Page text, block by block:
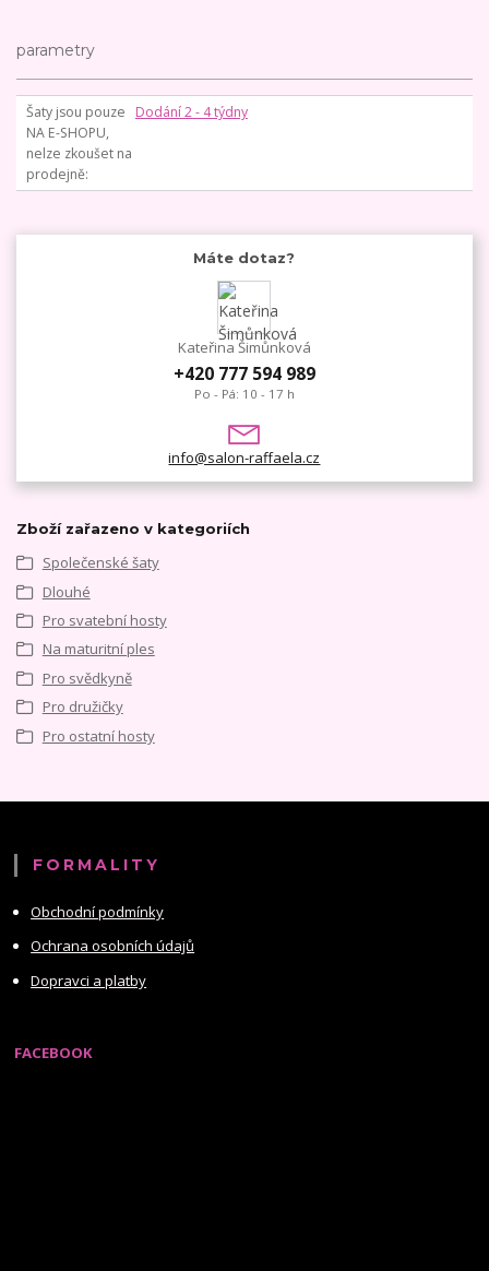
parametry
Šaty jsou pouze
NA E-SHOPU,
nelze zkoušet na
prodejně
Dodání 2 - 4 týdny
Máte dotaz?
Kateřina Šimůnková
+420 777 594 989
Po - Pá: 10 - 17 h
info@salon-raffaela.cz
Zboží zařazeno v kategoriích
Společenské šaty
Dlouhé
Pro svatební hosty
Na maturitní ples
Pro svědkyně
Pro družičky
Pro ostatní hosty
FORMALITY
Obchodní podmínky
Ochrana osobních údajů
Dopravci a platby
FACEBOOK